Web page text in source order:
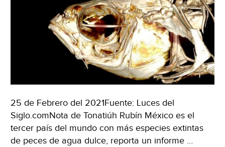
25 de Febrero del 2021Fuente: Luces del
Siglo.comNota de Tonatiúh Rubín México es el
tercer país del mundo con más especies extintas
de peces de agua dulce, reporta un informe …